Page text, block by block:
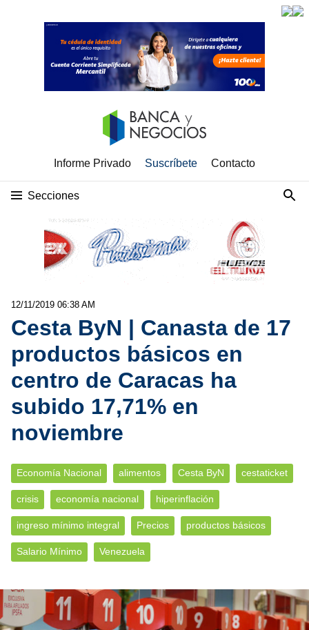
Informe Privado Suscríbete Contacto
Secciones
12/11/2019 06:38 AM
Cesta ByN | Canasta de 17
productos básicos en
centro de Caracas ha
subido 17,71% en
noviembre
Economía Nacional alimentos Cesta ByN cestaticket
crisis economía nacional hiperinflación
ingreso mínimo integral Precios productos básicos
Salario Mínimo Venezuela